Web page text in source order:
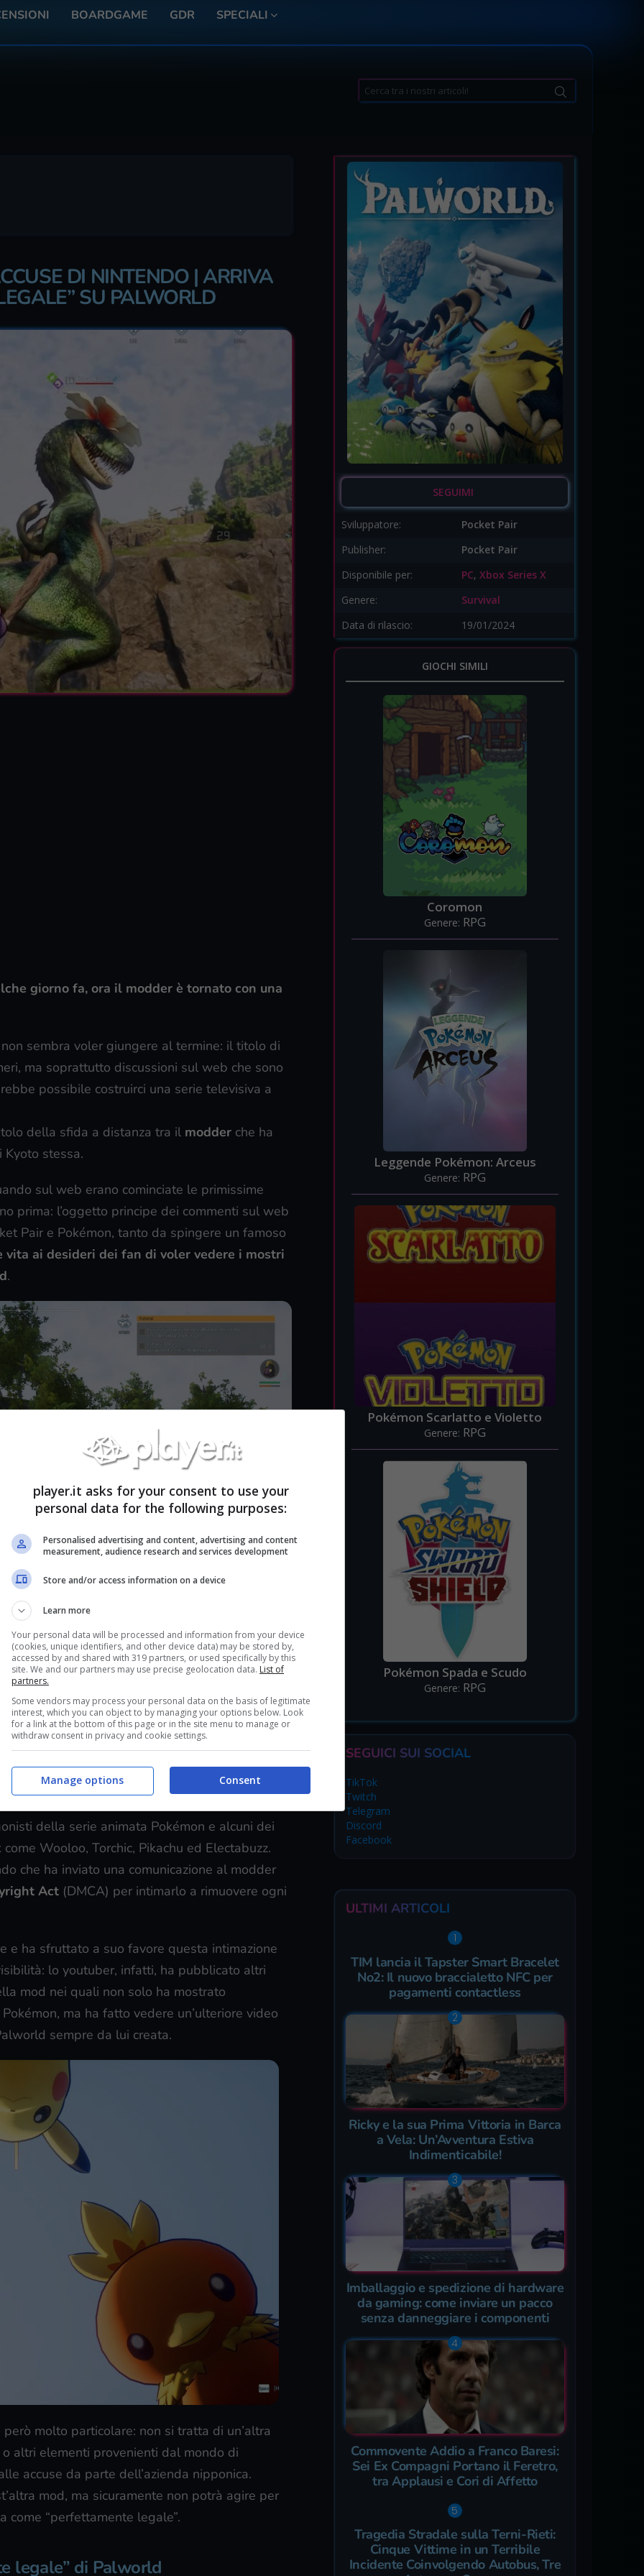
BOARDGAME GDR SPECIALI
Search
for:
DI NINTENDO | ARRIVA
SU PALWORLD
giorno fa, ora il modder è tornato con una
non sembra voler giungere al termine: il titolo di
ma soprattutto discussioni sul web che sono
possibile costruirci una serie televisiva a
della sfida a distanza tra il modder che ha
Kyoto stessa.
sul web erano cominciate le primissime
prima: l’oggetto principe dei commenti sul web
Pair e Pokémon, tanto da spingere un famoso
vita ai desideri dei fan di voler vedere i mostri
.
eToasted Shoes, lo youtuber che l’ha
che, dopo qualche ora,hanno fatto
il video di presentazione che il creatore
di fronte a questo eha voluto rispondere
maniera del tutto ironica
della serie animata Pokémon e alcuni dei
Wooloo, Torchic, Pikachu ed Electabuzz.
che ha inviato una comunicazione al modder
Act (DMCA) per intimarlo a rimuovere ogni
e ha sfruttato a suo favore questa intimazione
lo youtuber, infatti, ha pubblicato altri
mod nei quali non solo ha mostrato
ma ha fatto vedere un’ulteriore video
sempre da lui creata.
molto particolare: non si tratta di un’altra
altri elementi provenienti dal mondo di
accuse da parte dell’azienda nipponica.
mod, ma sicuramente non potrà agire per
“perfettamente legale”.
legale” di Palworld
SEGUIMI
Sviluppatore:
Pocket Pair
Publisher:
Pocket Pair
Disponibile per:
PC, Xbox Series X
Genere:
Survival
Data di rilascio:
19/01/2024
GIOCHI SIMILI
Coromon
Genere: RPG
Leggende Pokémon: Arceus
Genere: RPG
Pokémon Scarlatto e Violetto
Genere: RPG
Pokémon Spada e Scudo
Genere: RPG
SEGUICI SUI SOCIAL
TikTok
Twitch
Telegram
Discord
Facebook
ULTIMI ARTICOLI
TIM lancia il Tapster Smart Bracelet
No2: Il nuovo braccialetto NFC per
pagamenti contactless
Ricky e la sua Prima Vittoria in Barca
a Vela: Un’Avventura Estiva
Indimenticabile!
Imballaggio e spedizione di hardware
da gaming: come inviare un pacco
senza danneggiare i componenti
Commovente Addio a Franco Baresi:
Sei Ex Compagni Portano il Feretro,
tra Applausi e Cori di Affetto
Tragedia Stradale sulla Terni-Rieti:
Cinque Vittime in un Terribile
Incidente Coinvolgendo Autobus, Tre
player.it asks for your consent to use your
personal data for the following purposes:
Personalised advertising and content, advertising and content
measurement, audience research and services development
Store and/or access information on a device
Learn more
Your personal data will be processed and information from your device
(cookies, unique identifiers, and other device data) may be stored by,
accessed by and shared with 319 partners, or used specifically by this
site. We and our partners may use precise geolocation data. List of
partners.
Some vendors may process your personal data on the basis of legitimate
interest, which you can object to by managing your options below. Look
for a link at the bottom of this page or in the site menu to manage or
withdraw consent in privacy and cookie settings.
Consent
Manage options